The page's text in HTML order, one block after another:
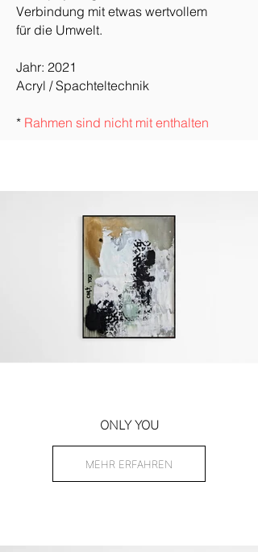
Verbindung mit etwas wertvollem
für die Umwelt.
Jahr: 2021
Acryl / Spachteltechnik
* Rahmen sind nicht mit enthalten
ONLY YOU
MEHR ERFAHREN